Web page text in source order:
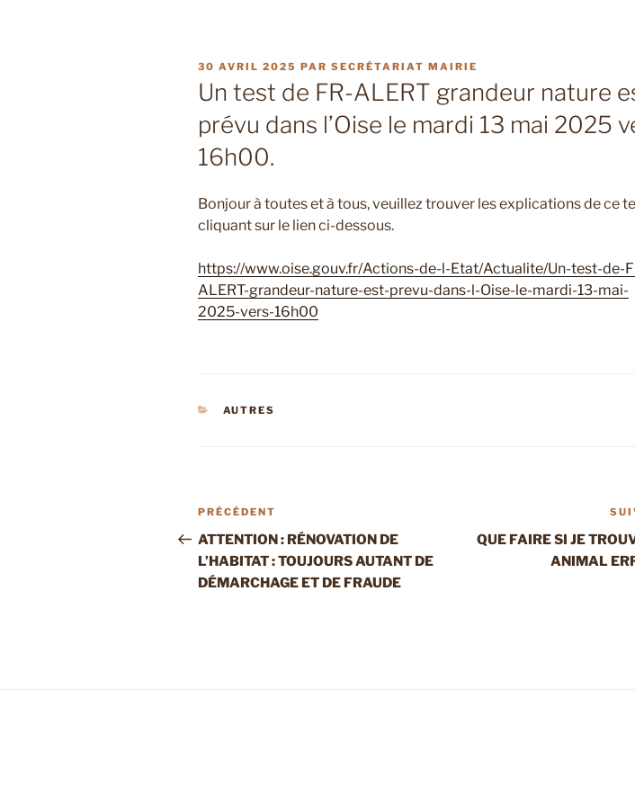
PUBLIÉ
LE
30 AVRIL 2025 PAR SECRÉTARIAT MAIRIE
Un test de FR-ALERT grandeur nature
prévu dans l’Oise le mardi 13 mai 2025
16h00.
Bonjour à toutes et à tous, veuillez trouver les explications de ce
cliquant sur le lien ci-dessous.
https://www.oise.gouv.fr/Actions-de-l-Etat/Actualite/Un-test-de-
ALERT-grandeur-nature-est-prevu-dans-l-Oise-le-mardi-13-mai-
2025-vers-16h00
CATÉGORIES
AUTRES
Navigation
de
l’article
Article
précédent
PRÉCÉDENT
ATTENTION : RÉNOVATION DE
L’HABITAT : TOUJOURS AUTANT DE
DÉMARCHAGE ET DE FRAUDE
QUE FAIRE SI JE
ANIMAL